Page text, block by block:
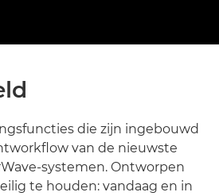
die zijn ingebouwd
van de nieuwste
systemen. Ontworpen
te houden: vandaag en in